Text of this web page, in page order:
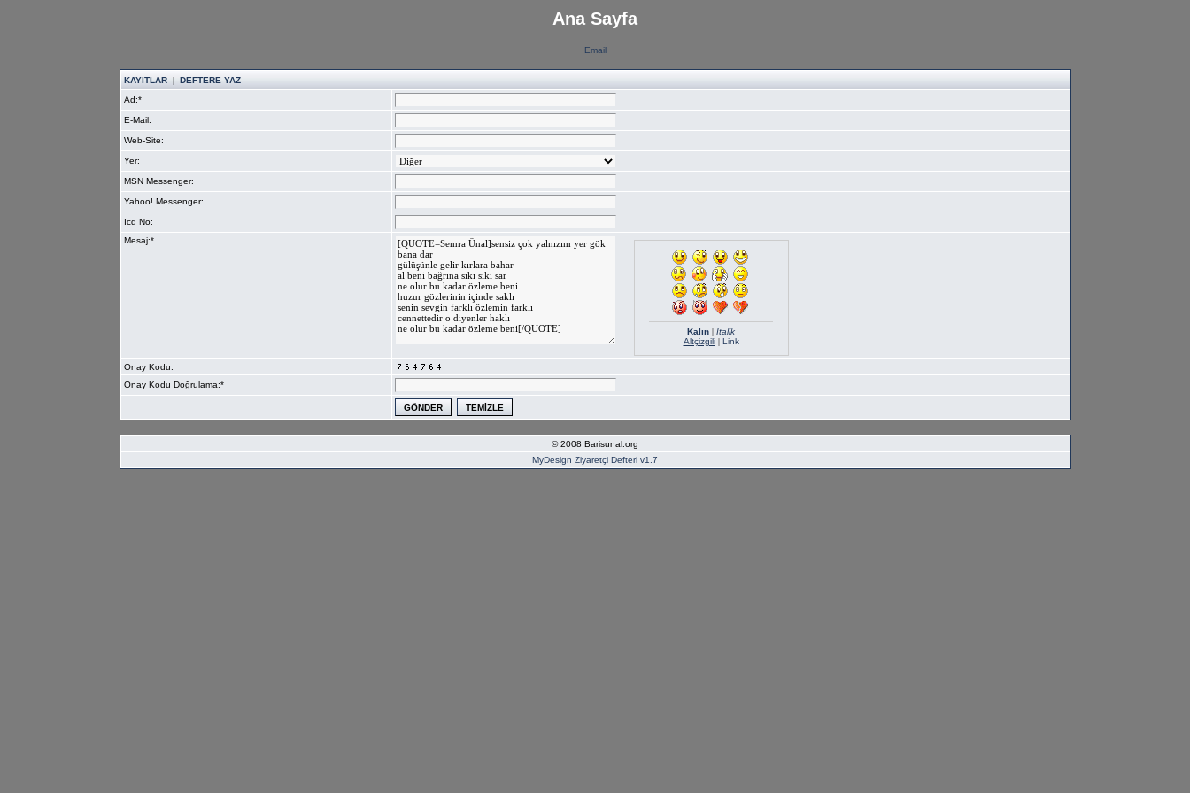
Ana Sayfa
Email
KAYITLAR| DEFTERE YAZ
Ad:*
E-Mail:
Web-Site:
Yer:
MSN Messenger:
Yahoo! Messenger:
Icq No:
Mesaj:*
Kalın | İtalik
Altçizgili| Link
Onay Kodu:
Onay Kodu Doğrulama:*
© 2008 Barisunal.org
MyDesign Ziyaretçi Defteri v1.7